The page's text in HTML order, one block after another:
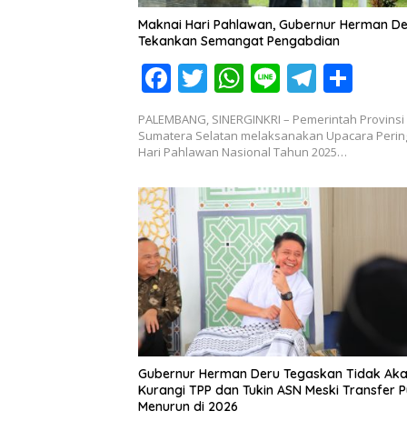
Maknai Hari Pahlawan, Gubernur Herman
Tekankan Semangat Pengabdian
F
ac
e
b
o
o
k
T
w
itt
er
W
h
at
s
A
p
p
Li
n
e
T
el
e
gr
a
m
h
ar
PALEMBANG, SINERGINKRI – Pemerintah Provinsi
Sumatera Selatan melaksanakan Upacara
Hari Pahlawan Nasional Tahun 2025…
Gubernur Herman Deru Tegaskan Tidak
Kurangi TPP dan Tukin ASN Meski Transfer
Menurun di 2026